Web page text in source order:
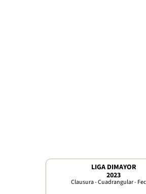
LIGA DIMAYOR
2023
Clausura - Cuadrangular -